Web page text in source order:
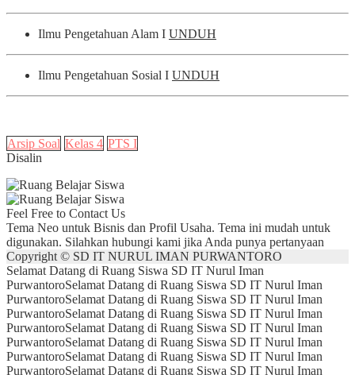
Ilmu Pengetahuan Alam I UNDUH
Ilmu Pengetahuan Sosial I UNDUH
Arsip Soal Kelas 4 PTS I
Disalin
Feel Free to Contact Us
Tema Neo untuk Bisnis dan Profil Usaha. Tema ini mudah untuk
digunakan. Silahkan hubungi kami jika Anda punya pertanyaan
Copyright © SD IT NURUL IMAN PURWANTORO
Selamat Datang di Ruang Siswa SD IT Nurul Iman
PurwantoroSelamat Datang di Ruang Siswa SD IT Nurul Iman
PurwantoroSelamat Datang di Ruang Siswa SD IT Nurul Iman
PurwantoroSelamat Datang di Ruang Siswa SD IT Nurul Iman
PurwantoroSelamat Datang di Ruang Siswa SD IT Nurul Iman
PurwantoroSelamat Datang di Ruang Siswa SD IT Nurul Iman
PurwantoroSelamat Datang di Ruang Siswa SD IT Nurul Iman
PurwantoroSelamat Datang di Ruang Siswa SD IT Nurul Iman